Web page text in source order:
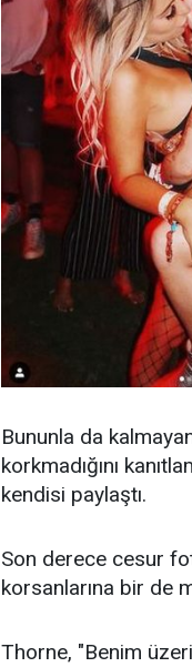
Bununla da
korkmadığını
kendisi paylaştı.
Son derece cesur
korsanlarına bir de
Thorne, "Benim